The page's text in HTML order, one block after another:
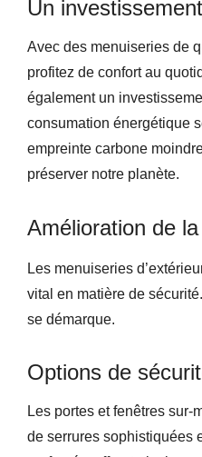
Un
Avec des menuiseries de
profitez de confort au
également un
consumation énergétique
empreinte carbone
préserver notre planète.
Amélioration de
Les menuiseries
vital en matière de
se démarque.
Options de
Les portes et fenêtres sur-
de serrures sophistiquées